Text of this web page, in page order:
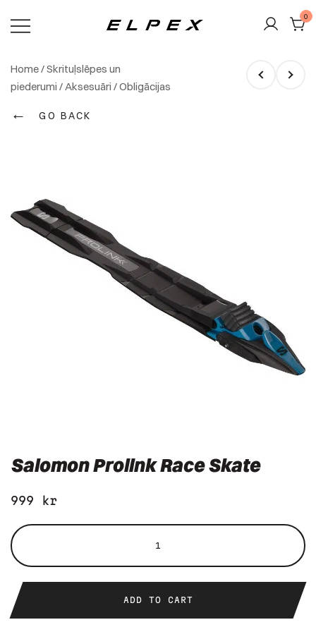
0
Home/Skrituļslēpes un
piederumi /Aksesuāri /Obligācijas
← GO BACK
Salomon Prolink Race Skate
999 kr
Prolink
Race
Skate
quantity
ADD TO CART